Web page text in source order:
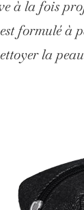
à la fois
formulé à
la